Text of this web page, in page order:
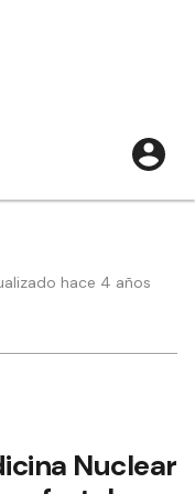
hace 4 años
Nuclear